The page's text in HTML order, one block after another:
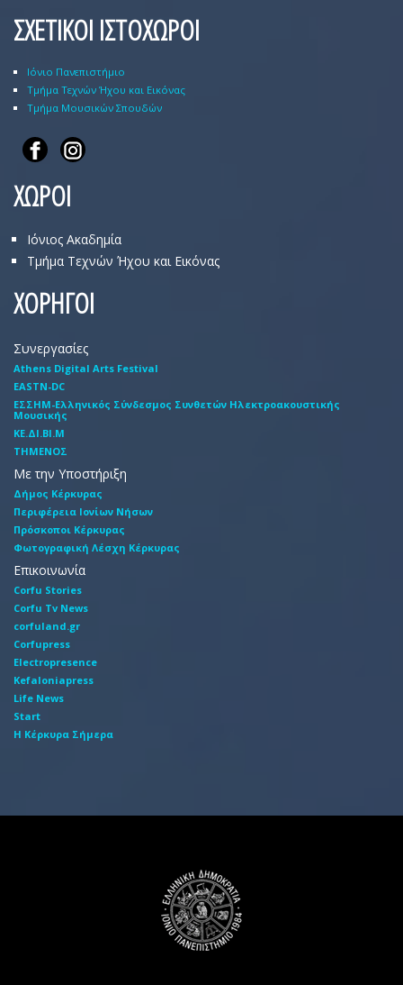
ΣΧΕΤΙΚΟΙ ΙΣΤΟΧΩΡΟΙ
Ιόνιο Πανεπιστήμιο
Τμήμα Τεχνών Ήχου και Εικόνας
Τμήμα Μουσικών Σπουδών
ΧΩΡΟΙ
Ιόνιος Ακαδημία
Τμήμα Τεχνών Ήχου και Εικόνας
ΧΟΡΗΓΟΙ
Συνεργασίες
Athens Digital Arts Festival
EASTN-DC
EΣΣHM-Eλληνικός Σύνδεσμος Συνθετών Hλεκτροακουστικής
Mουσικής
ΚΕ.ΔΙ.ΒΙ.Μ
ΤΗΜΕΝΟΣ
Με την Υποστήριξη
Δήμος Κέρκυρας
Περιφέρεια Ιονίων Νήσων
Πρόσκοποι Κέρκυρας
Φωτογραφική Λέσχη Κέρκυρας
Επικοινωνία
Corfu Stories
Corfu Tv News
corfuland.gr
Corfupress
Electropresence
Kefaloniapress
Life News
Start
Η Κέρκυρα Σήμερα